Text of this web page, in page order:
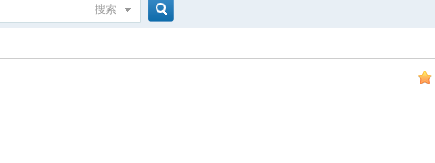
搜索